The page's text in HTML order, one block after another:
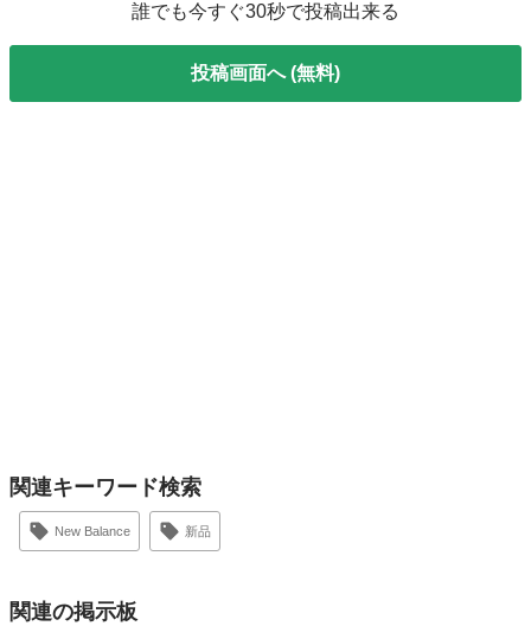
誰でも今すぐ30秒で投稿出来る
投稿画面へ (無料)
関連キーワード検索
New Balance 新品
関連の掲示板